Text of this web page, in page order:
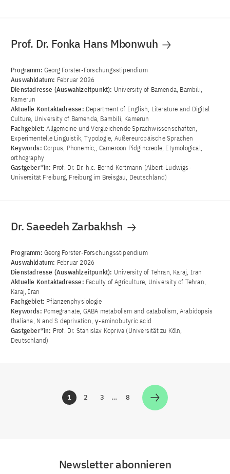
Prof. Dr. Fonka Hans Mbonwuh
Programm: Georg Forster-Forschungsstipendium
Auswahldatum: Februar 2026
Dienstadresse (Auswahlzeitpunkt): University of Bamenda, Bambili,
Kamerun
Aktuelle Kontaktadresse: Department of English, Literature and Digital
Culture, University of Bamenda, Bambili, Kamerun
Fachgebiet:Allgemeine und Vergleichende Sprachwissenschaften,
Experimentelle Linguistik, Typologie, Außereuropäische Sprachen
Keywords: Corpus, Phonemic,, Cameroon Pidgincreole, Etymological,
orthography
Gastgeber*in: Prof. Dr. Dr. h.c. Bernd Kortmann (Albert-Ludwigs-
Universität Freiburg, Freiburg im Breisgau, Deutschland)
Dr. Saeedeh Zarbakhsh
Programm: Georg Forster-Forschungsstipendium
Auswahldatum: Februar 2026
Dienstadresse (Auswahlzeitpunkt): University of Tehran, Karaj, Iran
Aktuelle Kontaktadresse: Faculty of Agriculture, University of Tehran,
Karaj, Iran
Fachgebiet: Pflanzenphysiologie
Keywords: Pomegranate, GABA metabolism and catabolism, Arabidopsis
thaliana, N and S deprivation, γ-aminobutyric acid
Gastgeber*in: Prof. Dr. Stanislav Kopriva (Universität zu Köln,
Deutschland)
Zur Seite
1 Zur Seite
2 Zur Seite
3 … Zur Seite
8
Newsletter abonnieren